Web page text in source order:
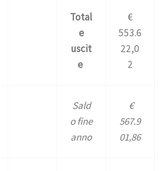
Total
e
uscit
e
€
553.6
22,0
2
Sald
o fine
anno
€
567.9
01,86